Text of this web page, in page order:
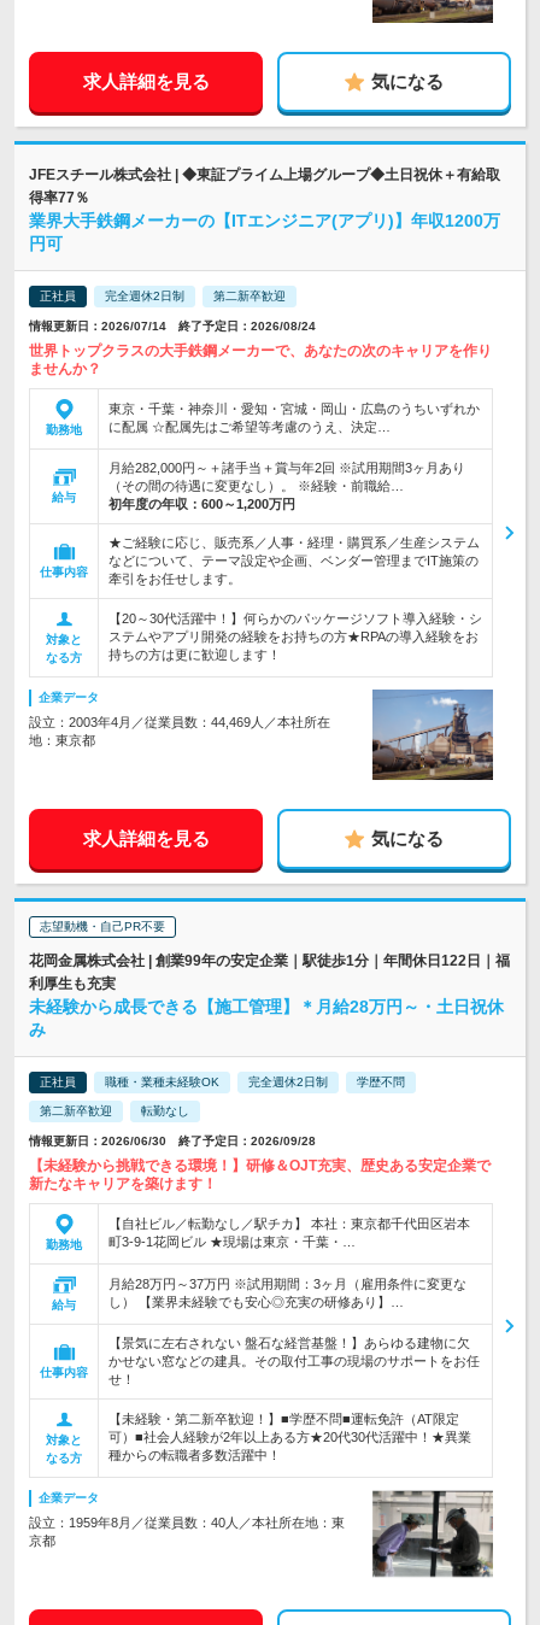
求人詳細を見る 気になる
JFEスチール株式会社 | ◆東証プライム上場グループ◆土日祝休＋有給取
得率77％
業界大手鉄鋼メーカーの【ITエンジニア(アプリ)】年収1200万
円可
正社員 完全週休2日制 第二新卒歓迎
情報更新日：2026/07/14 終了予定日：2026/08/24
世界トップクラスの大手鉄鋼メーカーで、あなたの次のキャリアを作り
ませんか？
勤務地
東京・千葉・神奈川・愛知・宮城・岡山・広島のうちいずれか
に配属 ☆配属先はご希望等考慮のうえ、決定…
給与
月給282,000円～＋諸手当＋賞与年2回 ※試用期間3ヶ月あり
（その間の待遇に変更なし）。 ※経験・前職給…
初年度の年収： 600～1,200万円
仕事内容
★ご経験に応じ、販売系／人事・経理・購買系／生産システム
などについて、テーマ設定や企画、ベンダー管理までIT施策の
牽引をお任せします。
対象と
なる方
【20～30代活躍中！】何らかのパッケージソフト導入経験・シ
ステムやアプリ開発の経験をお持ちの方★RPAの導入経験をお
持ちの方は更に歓迎します！
企業データ
設立：2003年4月／従業員数：44,469人／本社所在
地：東京都
求人詳細を見る 気になる
志望動機・自己PR不要
花岡金属株式会社 | 創業99年の安定企業｜駅徒歩1分｜年間休日122日｜福
利厚生も充実
未経験から成長できる【施工管理】＊月給28万円～・土日祝休
み
正社員 職種・業種未経験OK 完全週休2日制 学歴不問
第二新卒歓迎 転勤なし
情報更新日：2026/06/30 終了予定日：2026/09/28
【未経験から挑戦できる環境！】研修＆OJT充実、歴史ある安定企業で
新たなキャリアを築けます！
勤務地
【自社ビル／転勤なし／駅チカ】 本社：東京都千代田区岩本
町3-9-1花岡ビル ★現場は東京・千葉・…
給与
月給28万円～37万円 ※試用期間：3ヶ月（雇用条件に変更な
し） 【業界未経験でも安心◎充実の研修あり】…
仕事内容
【景気に左右されない 盤石な経営基盤！】あらゆる建物に欠
かせない窓などの建具。その取付工事の現場のサポートをお任
せ！
対象と
なる方
【未経験・第二新卒歓迎！】■学歴不問■運転免許（AT限定
可）■社会人経験が2年以上ある方★20代30代活躍中！★異業
種からの転職者多数活躍中！
企業データ
設立：1959年8月／従業員数：40人／本社所在地：東
京都